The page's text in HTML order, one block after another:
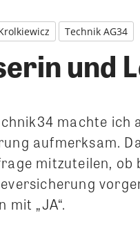
Technik AG34
und
machte ich
aufmerksam.
mitzuteilen, ob
„JA“.